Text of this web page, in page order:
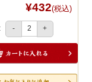
¥432(税込)
- +